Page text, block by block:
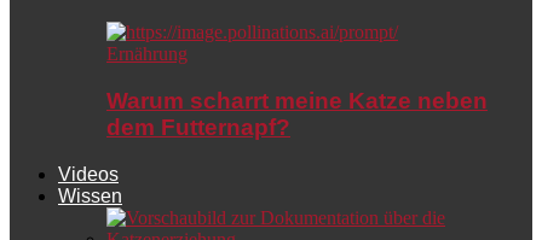
Ernährung
Warum scharrt meine Katze neben
dem Futternapf?
Videos
Wissen